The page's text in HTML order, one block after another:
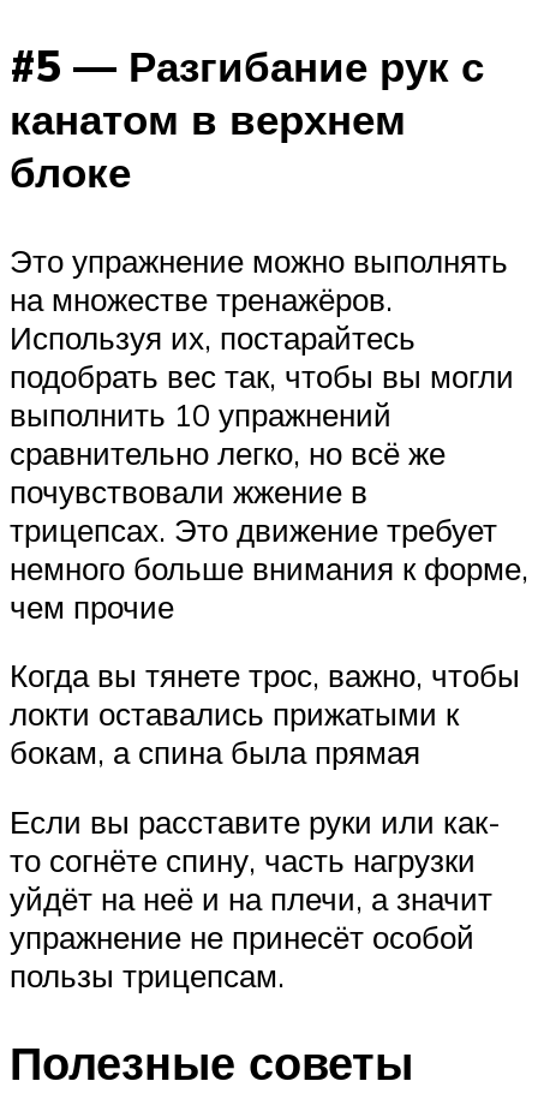
#5 — Разгибание рук с
канатом в верхнем
блоке
Это упражнение можно выполнять
на множестве тренажёров.
Используя их, постарайтесь
подобрать вес так, чтобы вы могли
выполнить 10 упражнений
сравнительно легко, но всё же
почувствовали жжение в
трицепсах. Это движение требует
немного больше внимания к форме,
чем прочие
Когда вы тянете трос, важно, чтобы
локти оставались прижатыми к
бокам, а спина была прямая
Если вы расставите руки или как-
то согнёте спину, часть нагрузки
уйдёт на неё и на плечи, а значит
упражнение не принесёт особой
пользы трицепсам.
Полезные советы